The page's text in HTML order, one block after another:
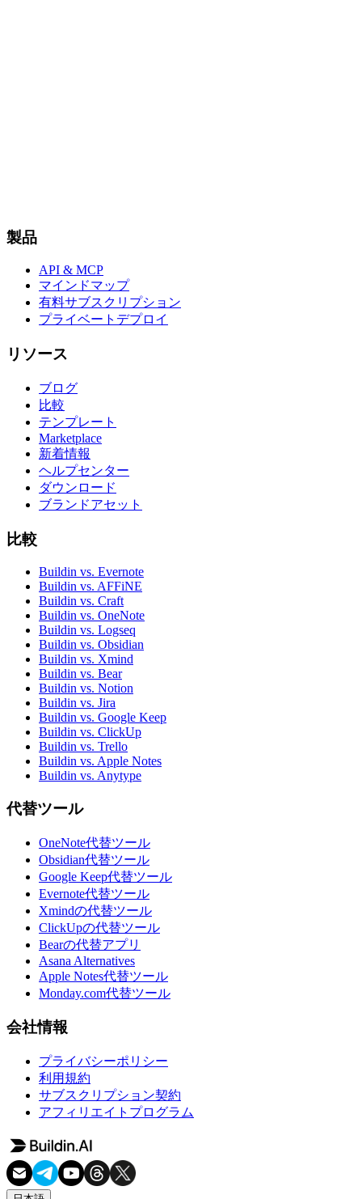
製品
API & MCP
マインドマップ
有料サブスクリプション
プライベートデプロイ
リソース
ブログ
比較
テンプレート
Marketplace
新着情報
ヘルプセンター
ダウンロード
ブランドアセット
比較
Buildin vs. Evernote
Buildin vs. AFFiNE
Buildin vs. Craft
Buildin vs. OneNote
Buildin vs. Logseq
Buildin vs. Obsidian
Buildin vs. Xmind
Buildin vs. Bear
Buildin vs. Notion
Buildin vs. Jira
Buildin vs. Google Keep
Buildin vs. ClickUp
Buildin vs. Trello
Buildin vs. Apple Notes
Buildin vs. Anytype
代替ツール
OneNote代替ツール
Obsidian代替ツール
Google Keep代替ツール
Evernote代替ツール
Xmindの代替ツール
ClickUpの代替ツール
Bearの代替アプリ
Asana Alternatives
Apple Notes代替ツール
Monday.com代替ツール
会社情報
プライバシーポリシー
利用規約
サブスクリプション契約
アフィリエイトプログラム